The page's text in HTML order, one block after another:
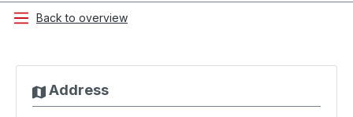
Back to overview
Address